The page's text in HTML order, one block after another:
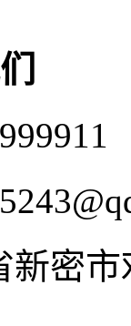
新密